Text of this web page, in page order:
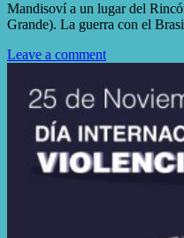
Mandisoví a un lugar del
Grande). La guerra con el
Leave a comment